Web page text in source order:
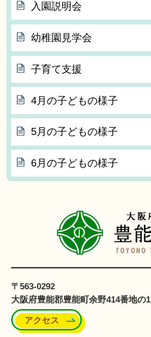
入園説明会
幼稚園見学会
子育て支援
4月の子どもの様子
5月の子どもの様子
6月の子どもの様子
〒563-0292
大阪府豊能郡豊能町余野414番地の1
アクセス